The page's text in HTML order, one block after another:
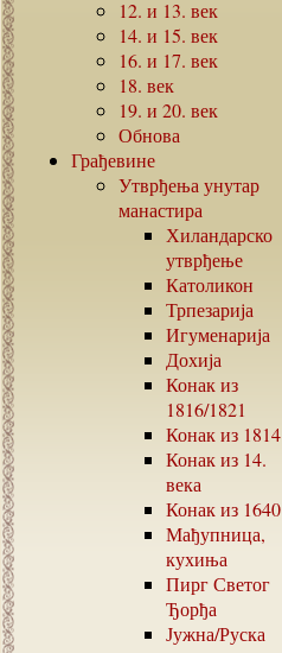
12. и 13. век
14. и 15. век
16. и 17. век
18. век
19. и 20. век
Обнова
Грађевине
Утврђења унутар
манастира
Хиландарско
утврђење
Католикон
Трпезарија
Игуменарија
Дохија
Конак из
1816/1821
Конак из 1814
Конак из 14.
века
Конак из 1640
Мађупница,
кухиња
Пирг Светог
Ђорђа
Јужна/Руска